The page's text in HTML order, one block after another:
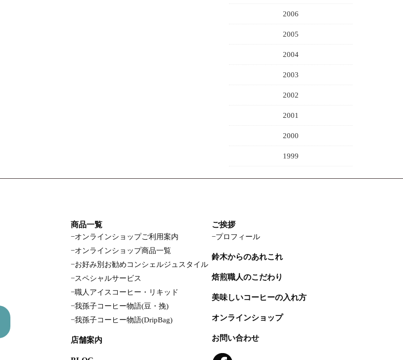
2006
2005
2004
2003
2002
2001
2000
1999
商品一覧
オンラインショップご利用案内
オンラインショップ商品一覧
お好み別お勧めコンシェルジュスタイル
スペシャルサービス
職人アイスコーヒー・リキッド
我孫子コーヒー物語(豆・挽)
我孫子コーヒー物語(DripBag)
店舗案内
ご挨拶
プロフィール
鈴木からのあれこれ
焙煎職人のこだわり
美味しいコーヒーの入れ方
オンラインショップ
お問い合わせ